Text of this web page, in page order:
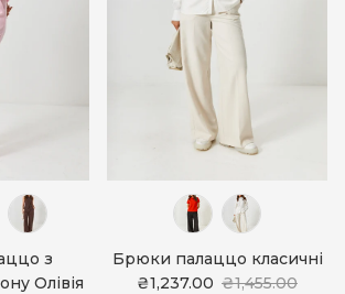
з
Олівія
Брюки палаццо класичні
₴1,237.00 ₴1,455.00